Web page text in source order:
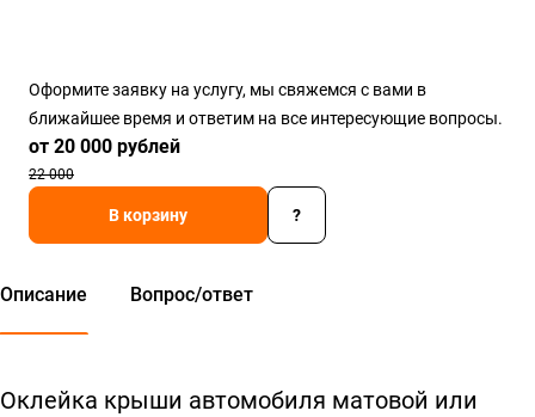
Оформите заявку на услугу, мы свяжемся с вами в
ближайшее время и ответим на все интересующие вопросы.
от 20 000 рублей
22 000
В корзину ?
Описание Вопрос/ответ
Оклейка крыши автомобиля матовой или